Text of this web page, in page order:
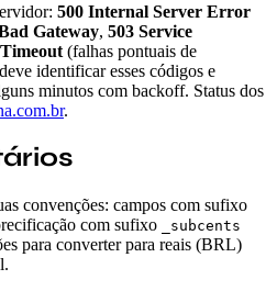
500 Internal Server Error
Gateway, 503 Service
(falhas pontuais de
identificar esses códigos e
minutos com backoff. Status dos
.
convenções: campos com sufixo
com sufixo _subcents
para converter para reais (BRL)